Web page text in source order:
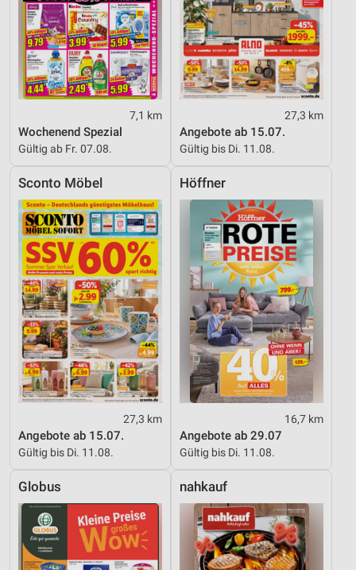
7,1 km
Wochenend Spezial
Gültig ab Fr. 07.08.
27,3 km
Angebote ab 15.07.
Gültig bis Di. 11.08.
Sconto Möbel
27,3 km
Angebote ab 15.07.
Gültig bis Di. 11.08.
Höffner
16,7 km
Angebote ab 29.07
Gültig bis Di. 11.08.
Globus nahkauf